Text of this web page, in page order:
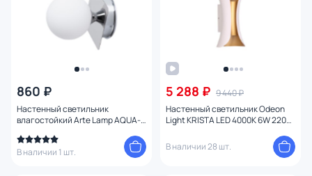
860 ₽
Настенный светильник
влагостойкий Arte Lamp AQUA-
В наличии 1 шт.
5 288 ₽ 9 440 ₽
Настенный светильник Odeon
Light KRISTA LED 4000K 6W 220V
В наличии 28 шт.